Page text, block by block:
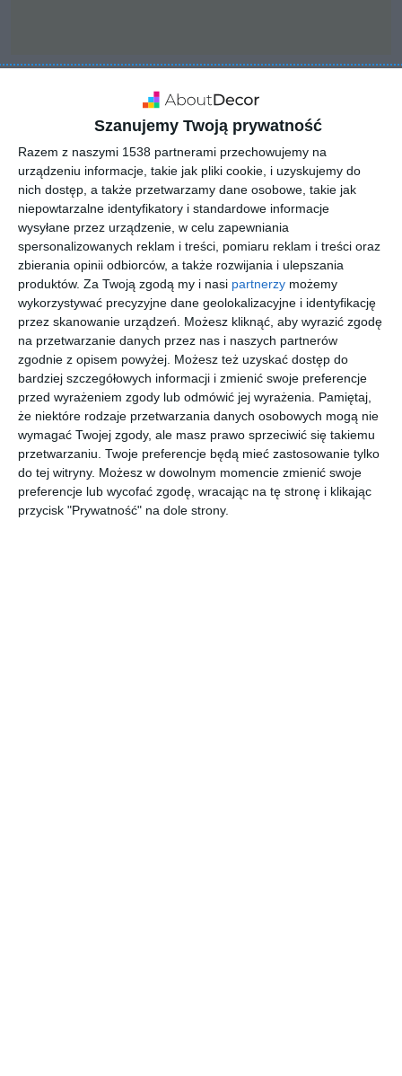
Szanujemy Twoją prywatność
Razem z naszymi 1538 partnerami przechowujemy na
urządzeniu informacje, takie jak pliki cookie, i uzyskujemy do
nich dostęp, a także przetwarzamy dane osobowe, takie jak
niepowtarzalne identyfikatory i standardowe informacje
wysyłane przez urządzenie, w celu zapewniania
spersonalizowanych reklam i treści, pomiaru reklam i treści oraz
zbierania opinii odbiorców, a także rozwijania i ulepszania
produktów. Za Twoją zgodą my i nasi partnerzy możemy
wykorzystywać precyzyjne dane geolokalizacyjne i identyfikację
przez skanowanie urządzeń. Możesz kliknąć, aby wyrazić zgodę
na przetwarzanie danych przez nas i naszych partnerów
zgodnie z opisem powyżej. Możesz też uzyskać dostęp do
bardziej szczegółowych informacji i zmienić swoje preferencje
przed wyrażeniem zgody lub odmówić jej wyrażenia. Pamiętaj,
że niektóre rodzaje przetwarzania danych osobowych mogą nie
wymagać Twojej zgody, ale masz prawo sprzeciwić się takiemu
przetwarzaniu. Twoje preferencje będą mieć zastosowanie tylko
do tej witryny. Możesz w dowolnym momencie zmienić swoje
preferencje lub wycofać zgodę, wracając na tę stronę i klikając
przycisk "Prywatność" na dole strony.
INSPIRACJA
Sypialnia z
wykorzystaniem
ażurowych dodatków
Aranżacja sypialni z wykorzystaniem ażurowych dodatków.
AUTOR:Magnat Magia Szlachetnych Barw
DODAJ DO ULUBIONYCH
UDOSTĘPNIJ
Pozostałe zdjęcia w projekcie:Wnętrza z
wykorzystaniem farb MAGNAT